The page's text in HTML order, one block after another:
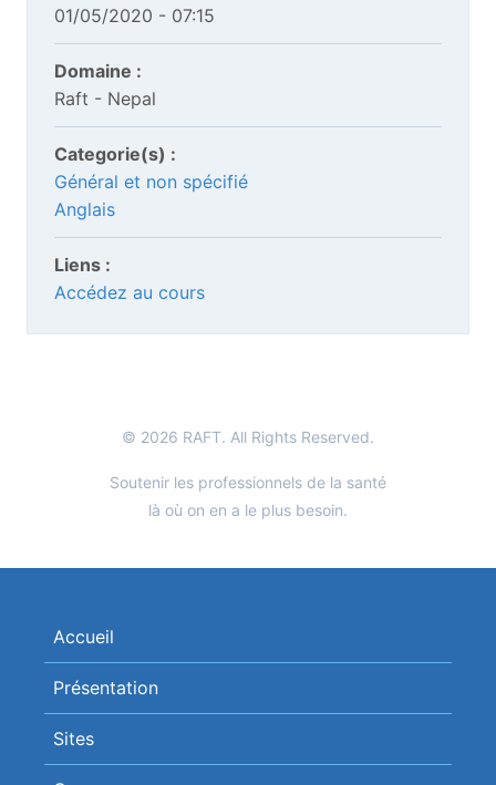
01/05/2020 - 07:15
Domaine :
Raft - Nepal
Categorie(s) :
Général et non spécifié
Anglais
Liens :
Accédez au cours
© 2026 RAFT. All Rights Reserved.
Soutenir les professionnels de la santé
là où on en a le plus besoin.
Accueil
Présentation
Sites